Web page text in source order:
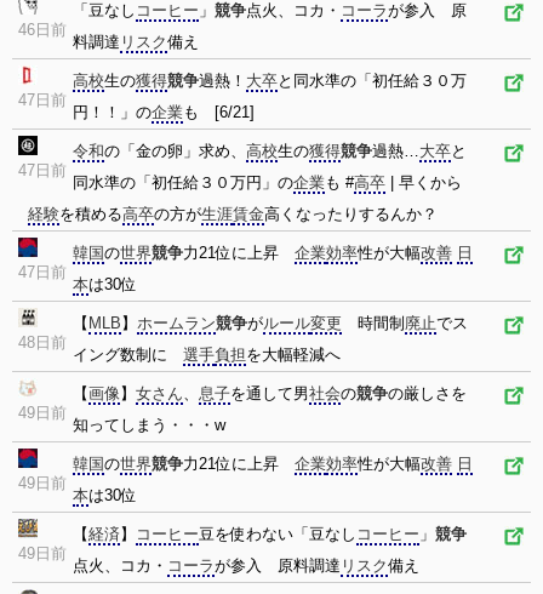
46日前
「豆なし コーヒー 」 競争点火、コカ・ コーラが参入 原
料調達 リスク備え
47日前
高校生の獲得競争過熱！ 大卒と同水準の「初任給３０万
円！！」の企業も [6/21]
47日前
令和の「金の卵」求め、 高校生の獲得競争過熱…大卒と
同水準の「初任給３０万円」の企業も #高卒 | 早くから
経験を積める高卒の方が生涯賃金高くなったりするんか？
47日前
韓国の世界競争力21位に上昇 企業効率性が大幅改善 日
本は30位
48日前
【 MLB 】 ホームラン競争がルール変更 時間制 廃止でス
イング数制に 選手負担を大幅軽減へ
49日前
【画像】 女さん、 息子を通して男社会の競争の厳しさを
知ってしまう・・・w
49日前
韓国の世界競争力21位に上昇 企業効率性が大幅改善 日
本は30位
49日前
【経済 】 コーヒー豆を使わない「豆なし コーヒー 」 競争
点火、コカ・ コーラが参入 原料調達 リスク備え